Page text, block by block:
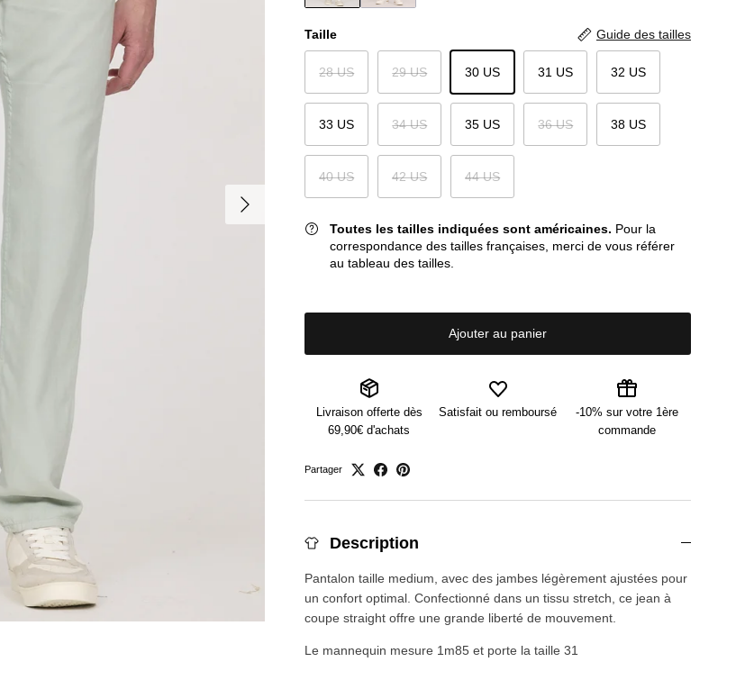
Suivant
Taille Guide des tailles
28 US 29 US 30 US 31 US 32 US
33 US 34 US 35 US 36 US 38 US
40 US 42 US 44 US
Toutes les tailles indiquées sont américaines. Pour la
correspondance des tailles françaises, merci de vous référer
au tableau des tailles.
Ajouter au panier
Livraison offerte dès
69,90€ d'achats
Satisfait ou remboursé
-10% sur votre 1ère
commande
Partager
Description
Pantalon taille medium, avec des jambes légèrement ajustées pour
un confort optimal. Confectionné dans un tissu stretch, ce jean à
coupe straight offre une grande liberté de mouvement.
Le mannequin mesure 1m85 et porte la taille 31